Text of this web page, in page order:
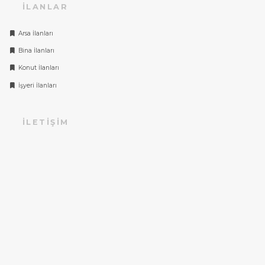
İLANLAR
Arsa İlanları
Bina İlanları
Konut İlanları
İşyeri İlanları
İLETIŞIM